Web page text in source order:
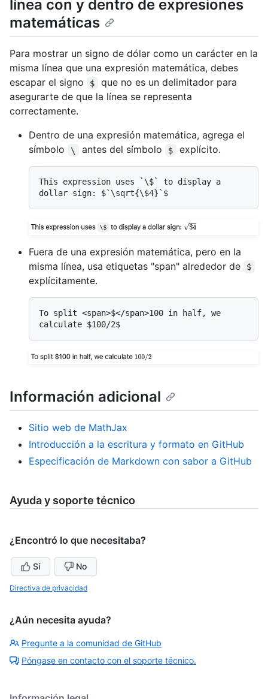
línea con y dentro de expresiones
matemáticas
Para mostrar un signo de dólar como un carácter en la
misma línea que una expresión matemática, debes
escapar el signo
$
que no es un delimitador para
asegurarte de que la línea se representa
correctamente.
Dentro de una expresión matemática, agrega el
símbolo
\ antes del símbolo $ explícito.
This expression uses `\$` to display a
Fuera de una expresión matemática, pero en la
misma línea, usa etiquetas "span" alrededor de
$
explícitamente.
To split <span>$</span>100 in half, we
Información adicional
Sitio web de MathJax
Introducción a la escritura y formato en GitHub
Especificación de Markdown con sabor a GitHub
Ayuda y soporte técnico
¿Encontró lo que necesitaba?
Sí No
Directiva de privacidad
¿Aún necesita ayuda?
Pregunte a la comunidad de GitHub
Póngase en contacto con el soporte técnico.